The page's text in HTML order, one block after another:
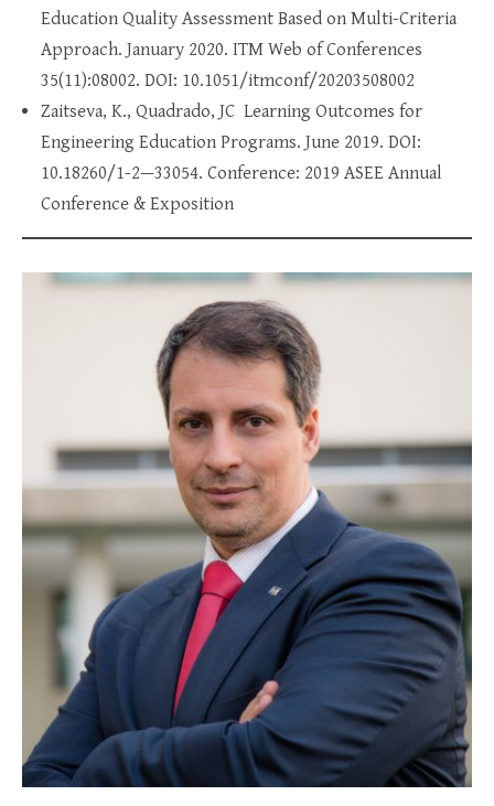
Education Quality Assessment Based on Multi-Criteria
Approach. January 2020. ITM Web of Conferences
35(11):08002. DOI: 10.1051/itmconf/20203508002
Zaitseva, K., Quadrado, JC Learning Outcomes for
Engineering Education Programs. June 2019. DOI:
10.18260/1-2—33054. Conference: 2019 ASEE Annual
Conference & Exposition